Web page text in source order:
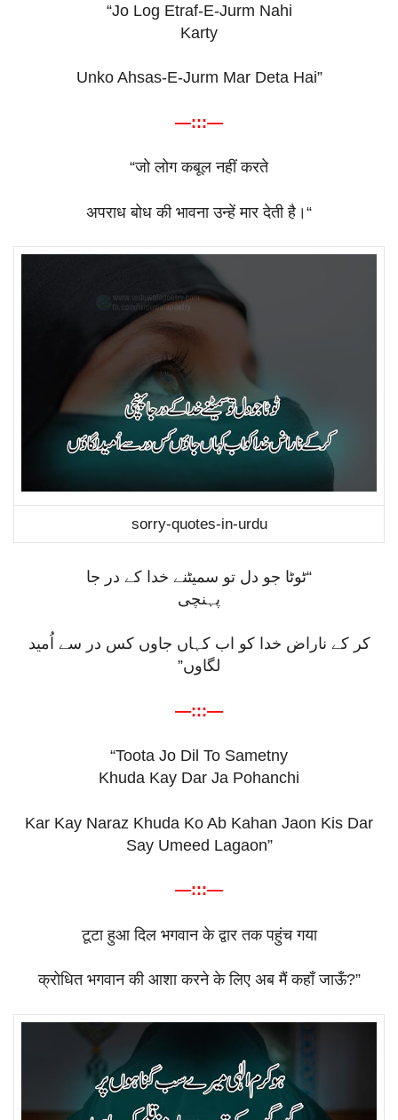
“Jo Log Etraf-E-Jurm Nahi
Karty
Unko Ahsas-E-Jurm Mar Deta Hai”
—:::—
“जो लोग कबूल नहीं करते
अपराध बोध की भावना उन्हें मार देती है। “
sorry-quotes-in-urdu
“ٹوٹا جو دل تو سمیٹنے خدا کے در جا
پہنچی
کر کے ناراض خدا کو اب کہاں جاوں کس در سے اُمید
لگاوں”
—:::—
“Toota Jo Dil To Sametny
Khuda Kay Dar Ja Pohanchi
Kar Kay Naraz Khuda Ko Ab Kahan Jaon Kis Dar
Say Umeed Lagaon”
—:::—
टूटा हुआ दिल भगवान के द्वार तक पहुंच गया
क्रोधित भगवान की आशा करने के लिए अब मैं कहाँ जाऊँ?”